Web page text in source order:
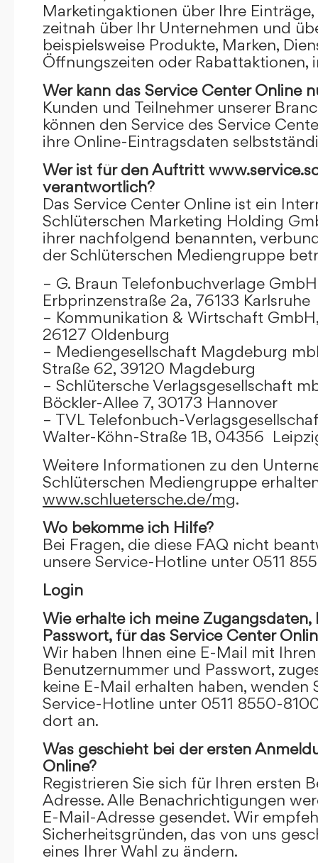
Marketingaktionen über Ihre
zeitnah über Ihr Unternehmen und
beispielsweise Produkte, Marken,
Öffnungszeiten oder Rabattaktionen,
Wer kann das Service Center Online
Kunden und Teilnehmer unserer
können den Service des Service
ihre Online-Eintragsdaten
Wer ist für den Auftritt
verantwortlich?
Das Service Center Online ist ein
Schlüterschen Marketing Holding
ihrer nachfolgend benannten,
der Schlüterschen Mediengruppe
– G. Braun Telefonbuchverlage GmbH
Erbprinzenstraße 2a, 76133 Karlsruhe
– Kommunikation & Wirtschaft
26127 Oldenburg
– Mediengesellschaft Magdeburg
Straße 62, 39120 Magdeburg
– Schlütersche Verlagsgesellschaft
Böckler-Allee 7, 30173 Hannover
– TVL Telefonbuch-
Walter-Köhn-Straße 1B, 04356
Weitere Informationen zu den
Schlüterschen Mediengruppe
www.schluetersche.de/mg.
Wo bekomme ich Hilfe?
Bei Fragen, die diese FAQ nicht
unsere Service-Hotline unter 0511
Login
Wie erhalte ich meine
Passwort, für das Service Center
Wir haben Ihnen eine E-Mail mit
Benutzernummer und Passwort,
keine E-Mail erhalten haben, wenden
Service-Hotline unter 0511 8550-
dort an.
Was geschieht bei der ersten
Online?
Registrieren Sie sich für Ihren ersten
Adresse. Alle Benachrichtigungen
E-Mail-Adresse gesendet. Wir
Sicherheitsgründen, das von uns
eines Ihrer Wahl zu ändern.